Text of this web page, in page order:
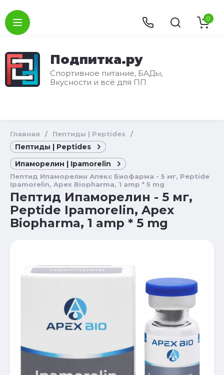
Подпитка.ру
Спортивное питание, БАДы,
Вкусности и всё для ПП
0
Главная / Пептиды | Peptides /
Пептиды | Peptides
Ипаморелин | Ipamorelin
Пептид Ипаморелин Апекс Биофарма - 5 мг, Peptide
Ipamorelin, Apex Biopharma, 1 amp * 5 mg
Пептид Ипаморелин - 5 мг,
Peptide Ipamorelin, Apex
Biopharma, 1 amp * 5 mg